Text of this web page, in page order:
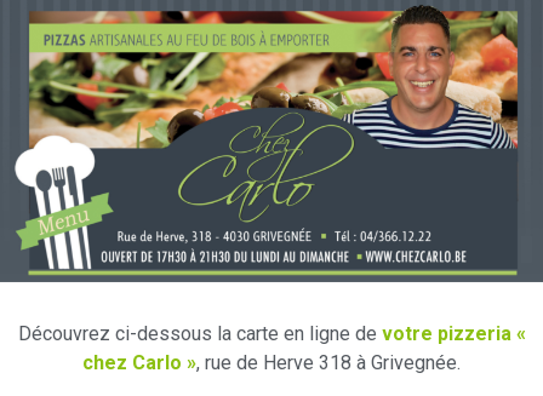
Découvrez ci-dessous la carte en ligne de votre pizzeria «
chez Carlo », rue de Herve 318 à Grivegnée.